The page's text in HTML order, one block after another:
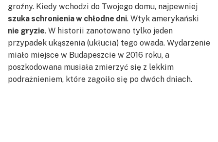
groźny. Kiedy wchodzi do Twojego domu, najpewniej
szuka schronienia w chłodne dni. Wtyk amerykański
nie gryzie. W historii zanotowano tylko jeden
przypadek ukąszenia (ukłucia) tego owada. Wydarzenie
miało miejsce w Budapeszcie w 2016 roku, a
poszkodowana musiała zmierzyć się z lekkim
podrażnieniem, które zagoiło się po dwóch dniach.